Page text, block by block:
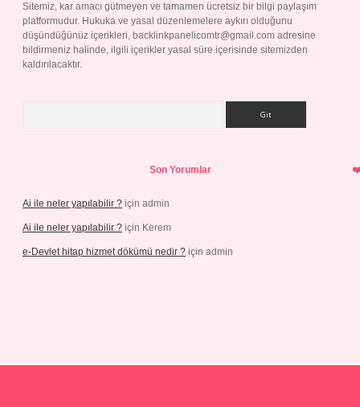
Sitemiz, kar amacı gütmeyen ve tamamen ücretsiz bir bilgi paylaşım
platformudur. Hukuka ve yasal düzenlemelere aykırı olduğunu
düşündüğünüz içerikleri, backlinkpanelicomtr@gmail.com adresine
bildirmeniz halinde, ilgili içerikler yasal süre içerisinde sitemizden
kaldırılacaktır.
Son Yorumlar
Ai ile neler yapılabilir ? için admin
Ai ile neler yapılabilir ? için Kerem
e-Devlet hitap hizmet dökümü nedir ? için admin